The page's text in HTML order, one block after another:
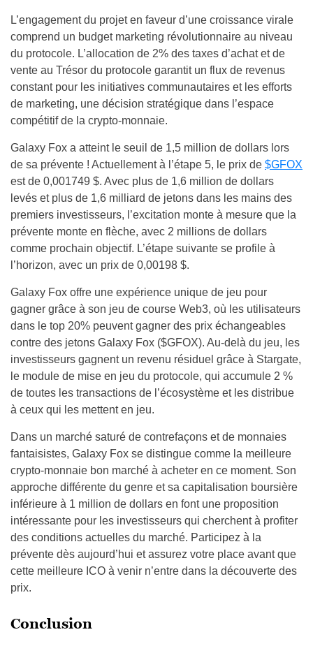
L’engagement du projet en faveur d’une croissance virale
comprend un budget marketing révolutionnaire au niveau
du protocole. L’allocation de 2% des taxes d’achat et de
vente au Trésor du protocole garantit un flux de revenus
constant pour les initiatives communautaires et les efforts
de marketing, une décision stratégique dans l’espace
compétitif de la crypto-monnaie.
Galaxy Fox a atteint le seuil de 1,5 million de dollars lors
de sa prévente ! Actuellement à l’étape 5, le prix de $GFOX
est de 0,001749 $. Avec plus de 1,6 million de dollars
levés et plus de 1,6 milliard de jetons dans les mains des
premiers investisseurs, l’excitation monte à mesure que la
prévente monte en flèche, avec 2 millions de dollars
comme prochain objectif. L’étape suivante se profile à
l’horizon, avec un prix de 0,00198 $.
Galaxy Fox offre une expérience unique de jeu pour
gagner grâce à son jeu de course Web3, où les utilisateurs
dans le top 20% peuvent gagner des prix échangeables
contre des jetons Galaxy Fox ($GFOX). Au-delà du jeu, les
investisseurs gagnent un revenu résiduel grâce à Stargate,
le module de mise en jeu du protocole, qui accumule 2 %
de toutes les transactions de l’écosystème et les distribue
à ceux qui les mettent en jeu.
Dans un marché saturé de contrefaçons et de monnaies
fantaisistes, Galaxy Fox se distingue comme la meilleure
crypto-monnaie bon marché à acheter en ce moment. Son
approche différente du genre et sa capitalisation boursière
inférieure à 1 million de dollars en font une proposition
intéressante pour les investisseurs qui cherchent à profiter
des conditions actuelles du marché. Participez à la
prévente dès aujourd’hui et assurez votre place avant que
cette meilleure ICO à venir n’entre dans la découverte des
prix.
Conclusion